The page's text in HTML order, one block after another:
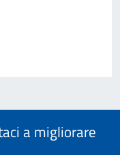
a migliorare